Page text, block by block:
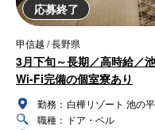
応募終了
甲信越 / 長野県
3月下旬～長期／高時給／
Wi-Fi完備の個室寮あり
勤務： 白樺リゾート 池の
職種： ドア・ベル